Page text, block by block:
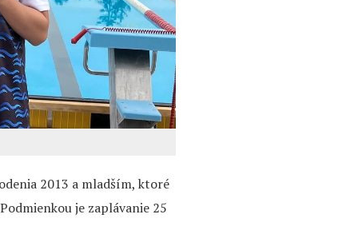
2013 a mladším, ktoré
je zaplávanie 25